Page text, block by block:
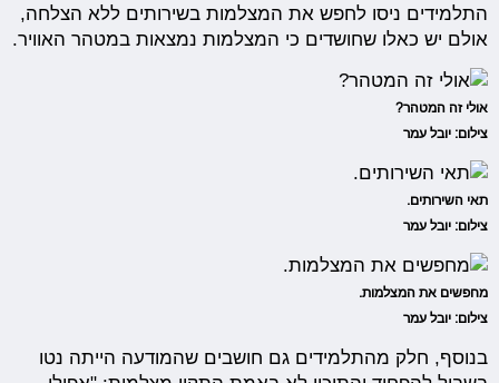
התלמידים ניסו לחפש את המצלמות בשירותים ללא הצלחה,
אולם יש כאלו שחושדים כי המצלמות נמצאות במטהר האוויר.
אולי זה המטהר?
צילום: יובל עמר
תאי השירותים.
צילום: יובל עמר
מחפשים את המצלמות.
צילום: יובל עמר
בנוסף, חלק מהתלמידים גם חושבים שהמודעה הייתה נטו